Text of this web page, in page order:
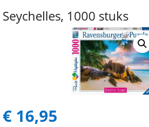
Seychelles, 1000 stuks
€ 16,95